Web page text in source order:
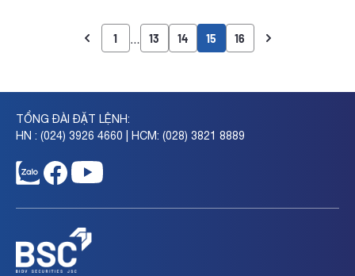
1 13 14 15 16
TỔNG ĐÀI ĐẶT LỆNH:
HN : (024) 3926 4660 | HCM: (028) 3821 8889